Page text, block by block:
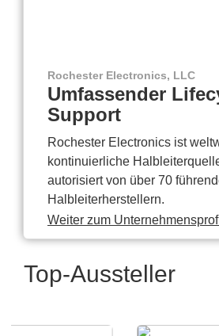
Rochester Electronics, LLC
Umfassender
Support
Rochester Electronics ist
kontinuierliche
autorisiert von über 70
Halbleiterherstellern.
Weiter zum
Top-Aussteller